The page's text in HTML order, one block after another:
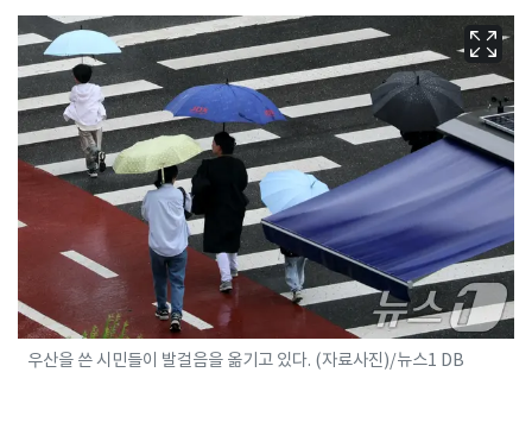
우산을 쓴 시민들이 발걸음을 옮기고 있다. (자료사진)/뉴스1 DB